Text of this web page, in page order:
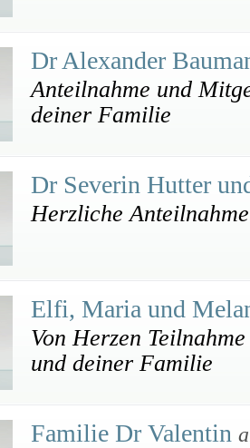
Dr Alexander
Anteilnahme und
deiner Familie
Dr Severin Hutter
Herzliche Anteilnahme
Elfi, Maria und
Von Herzen
und deiner Familie
Familie Dr Valentin